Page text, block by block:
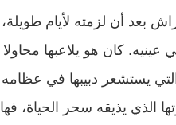
بعد أن لزمته لأيام طويلة،
كان هو يلاعبها محاولا
يستشعر دبيبها في عظامه
الذي يذيقه سحر الحياة، فها